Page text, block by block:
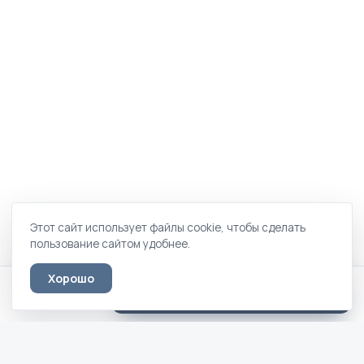
Эконом · 80 × 190/200
16 950 ₽
Этот сайт использует файлы cookie, чтобы сделать
пользование сайтом удобнее.
Хорошо